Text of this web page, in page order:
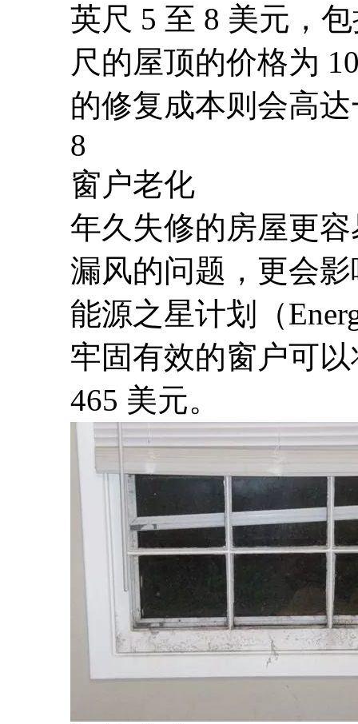
英尺 5 至 8 美元，
尺的屋顶的价格为
的修复成本则会高
8
窗户老化
年久失修的房屋更
漏风的问题，更会
能源之星计划（
牢固有效的窗户可
465 美元。